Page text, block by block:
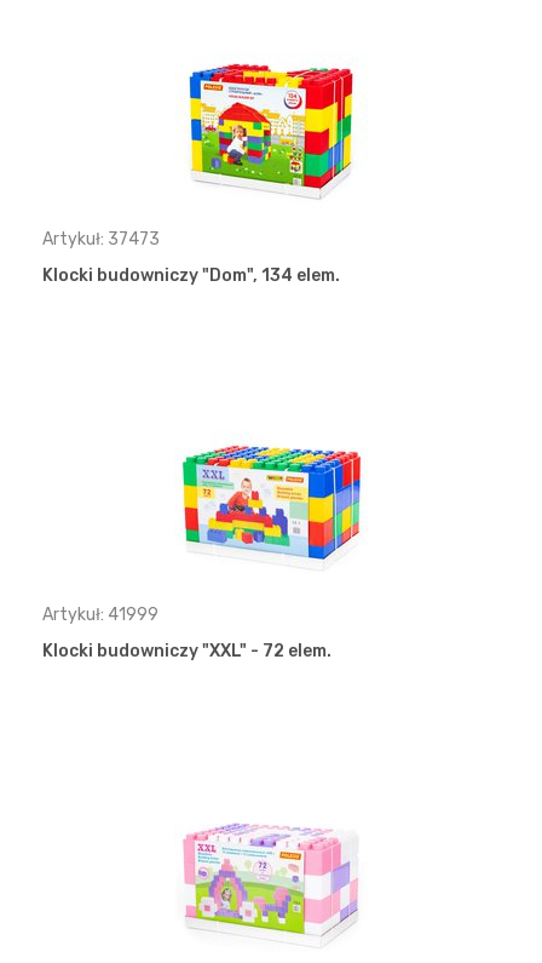
Artykuł: 37473
Klocki budowniczy "Dom", 134 elem.
Artykuł: 41999
Klocki budowniczy "XXL" - 72 elem.